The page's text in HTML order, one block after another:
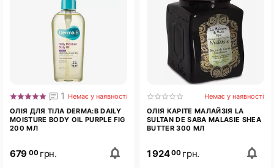
ОЛІЯ ДЛЯ ТІЛА DERMA:B DAILY
MOISTURE BODY OIL PURPLE FIG
200 МЛ
1 Немає у наявності
679 00 грн.
ОЛІЯ КАРІТЕ МАЛАЙЗІЯ LA
SULTAN DE SABA MALASIE SHEA
BUTTER 300 МЛ
Немає у наявності
1 924 00 грн.